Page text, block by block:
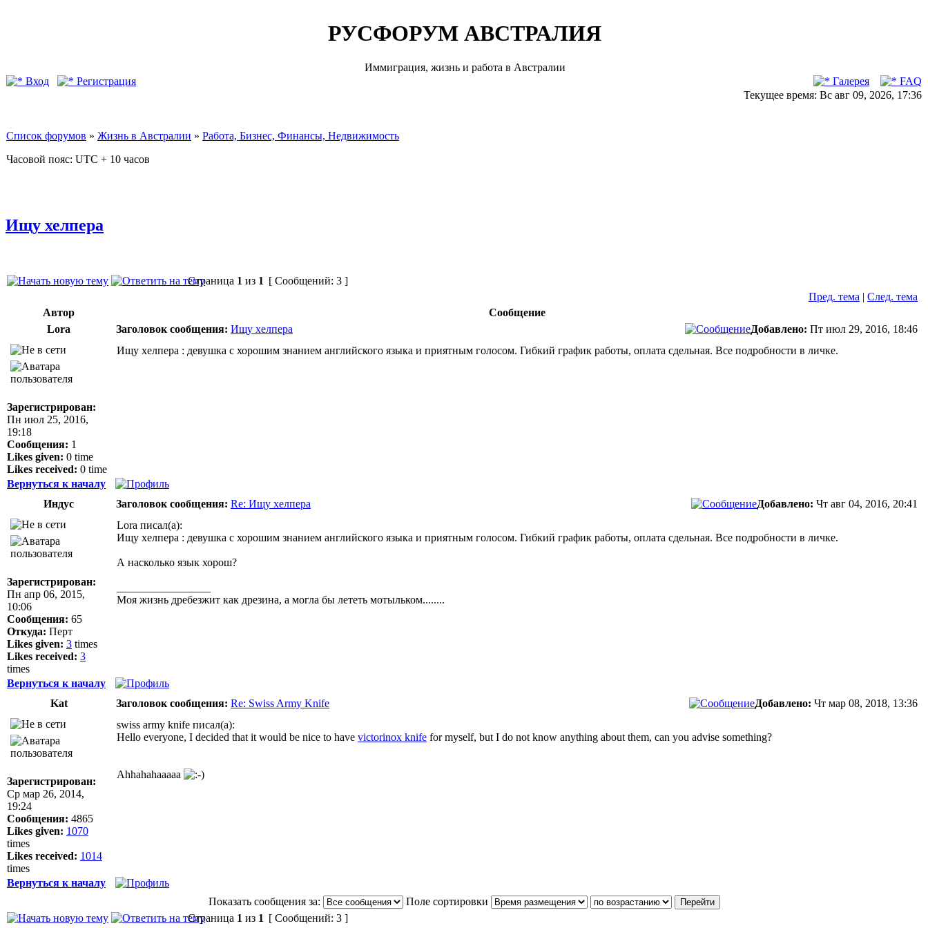
РУСФОРУМ АВСТРАЛИЯ
Иммиграция, жизнь и работа в Австралии
Вход
Регистрация Галерея
FAQ
Текущее время: Вс авг 09, 2026, 17:36
Список форумов » Жизнь в Австралии » Работа, Бизнес, Финансы, Недвижимость
Часовой пояс: UTC + 10 часов
Ищу хелпера
Страница 1 из 1 [ Сообщений: 3 ]
Пред. тема | След. тема
Автор
Сообщение
Lora
Заголовок сообщения: Ищу хелпера Добавлено: Пт июл 29, 2016, 18:46
Зарегистрирован:
Пн июл 25, 2016,
19:18
Сообщения: 1
Likes given: 0 time
Likes received: 0 time
Ищу хелпера : девушка с хорошим знанием английского языка и приятным голосом. Гибкий график работы, оплата сдельная. Все подробности в личке.
Вернуться к началу
Индус
Заголовок сообщения: Re: Ищу хелпера Добавлено: Чт авг 04, 2016, 20:41
Зарегистрирован:
Пн апр 06, 2015,
10:06
Сообщения: 65
Откуда: Перт
Likes given: 3 times
Likes received: 3
times
Lora писал(а):
Ищу хелпера : девушка с хорошим знанием английского языка и приятным голосом. Гибкий график работы, оплата сдельная. Все подробности в личке.
А насколько язык хорош?
Моя жизнь дребезжит как дрезина, а могла бы лететь мотыльком........
Вернуться к началу
Kat
Заголовок сообщения: Re: Swiss Army Knife Добавлено: Чт мар 08, 2018, 13:36
Зарегистрирован:
Ср мар 26, 2014,
19:24
Сообщения: 4865
Likes given: 1070
times
Likes received: 1014
times
swiss army knife писал(а):
Hello everyone, I decided that it would be nice to have victorinox knife for myself, but I do not know anything about them, can you advise something?
Ahhahahaaaaa
Вернуться к началу
Показать сообщения за:
Поле сортировки
Страница 1 из 1 [ Сообщений: 3 ]